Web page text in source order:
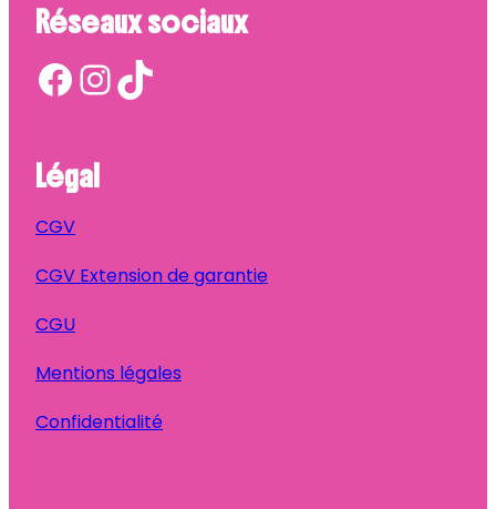
Réseaux sociaux
Facebook InstagramTikTok
Légal
CGV
CGV Extension de garantie
CGU
Mentions légales
Confidentialité